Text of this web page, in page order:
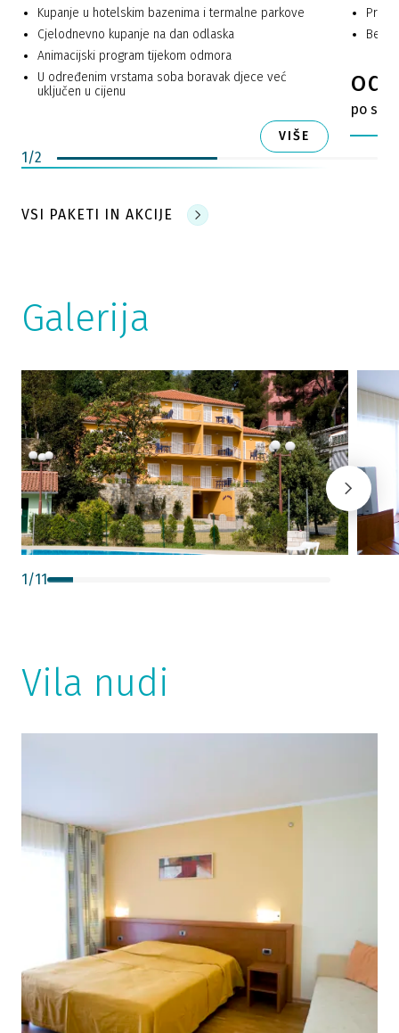
Kupanje u hotelskim bazenima i termalne parkove
Cjelodnevno kupanje na dan odlaska
Animacijski program tijekom odmora
U određenim vrstama soba boravak djece već
uključen u cijenu
VIŠE
od
po
1/2
VSI PAKETI IN AKCIJE
Galerija
1 /11
Vila nudi